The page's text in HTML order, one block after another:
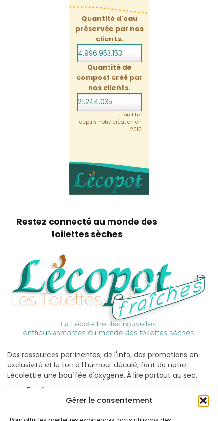
Gérer le consentement
Quantité d'eau
préservée par nos
clients.
4.996.953.174
Quantité de
compost créé par
nos clients.
21.244.035
en litre
depuis notre création en
2010
Restez connecté au monde des
toilettes sèches
Des ressources pertinentes, de l'info, des promotions en
exclusivité et le ton à l'humour décalé, font de notre
Lécolettre une bouffée d'oxygène. À lire partout au sec.
Email